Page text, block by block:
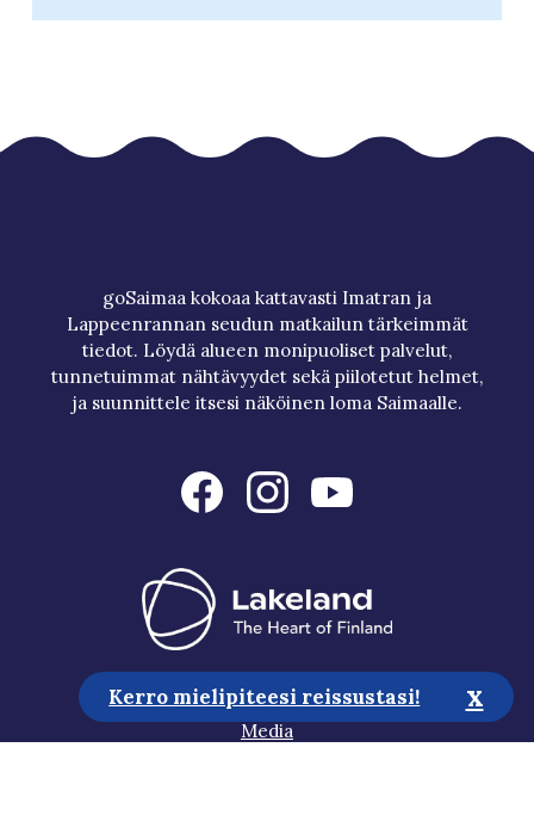
goSaimaa kokoaa kattavasti Imatran ja
Lappeenrannan seudun matkailun tärkeimmät
tiedot. Löydä alueen monipuoliset palvelut,
tunnetuimmat nähtävyydet sekä piilotetut helmet,
ja suunnittele itsesi näköinen loma Saimaalle.
Matkailuneuvonta
Media
Kerro mielipiteesi reissustasi! x